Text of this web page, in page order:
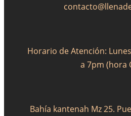
Horario de Atención:
a 7pm (hora
Bahía kantenah Mz 25.